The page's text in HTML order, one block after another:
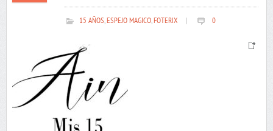
15 AÑOS,ESPEJO MAGICO,FOTERIX 0